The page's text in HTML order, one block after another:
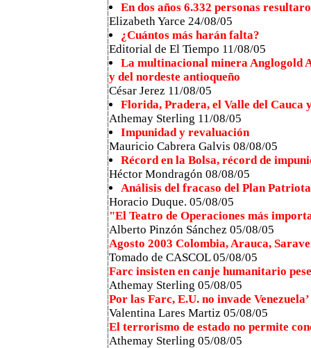
En dos años 6.332 personas
Elizabeth Yarce 24/08/05
¿Cuántos más harán falta?
Editorial de El Tiempo 11/08/05
La multinacional minera Anglogold
y del nordeste antioqueño
César Jerez 11/08/05
Florida, Pradera, el Valle del Cauca
Athemay Sterling 11/08/05
Impunidad y revaluación
Mauricio Cabrera Galvis 08/08/05
Récord en la Bolsa, récord de
Héctor Mondragón 08/08/05
Análisis del fracaso del Plan
Horacio Duque. 05/08/05
"El Teatro de Operaciones más
Alberto Pinzón Sánchez 05/08/05
Agosto 2003 Colombia, Arauca,
Tomado de CASCOL 05/08/05
Farc insisten en canje humanitario
Athemay Sterling 05/08/05
Por las Farc, E.U. no invade Venezuela’
Valentina Lares Martiz 05/08/05
El terrorismo de estado no permite
Athemay Sterling 05/08/05